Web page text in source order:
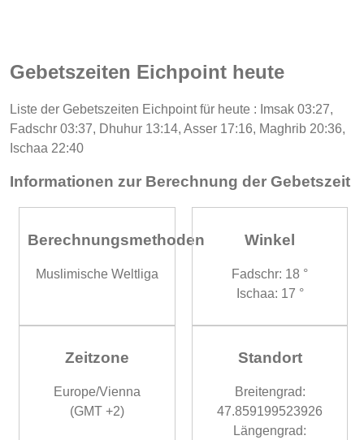
Gebetszeiten Eichpoint heute
Liste der Gebetszeiten Eichpoint für heute : Imsak 03:27,
Fadschr 03:37, Dhuhur 13:14, Asser 17:16, Maghrib 20:36,
Ischaa 22:40
Informationen zur Berechnung der Gebetszeit
Berechnungsmethoden
Muslimische Weltliga
Winkel
Fadschr: 18 °
Ischaa: 17 °
Zeitzone
Europe/Vienna
(GMT +2)
Standort
Breitengrad:
47.859199523926
Längengrad: